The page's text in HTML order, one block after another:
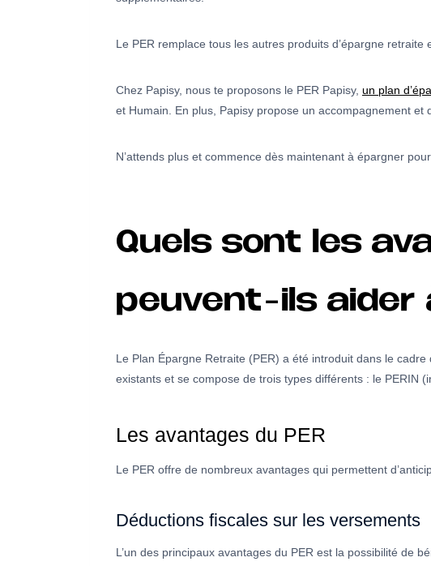
Le PER remplace tous les autres produits d’épargne
Chez Papisy, nous te proposons le PER Papisy, un plan
et Humain. En plus, Papisy propose un accompagnement et
N’attends plus et commence dès maintenant à épargner
Quels sont les
peuvent-ils aider
Le Plan Épargne Retraite (PER) a été introduit dans le
existants et se compose de trois types différents : le PERIN
Les avantages du PER
Le PER offre de nombreux avantages qui permettent
Déductions fiscales sur les versements
L’un des principaux avantages du PER est la possibilité de